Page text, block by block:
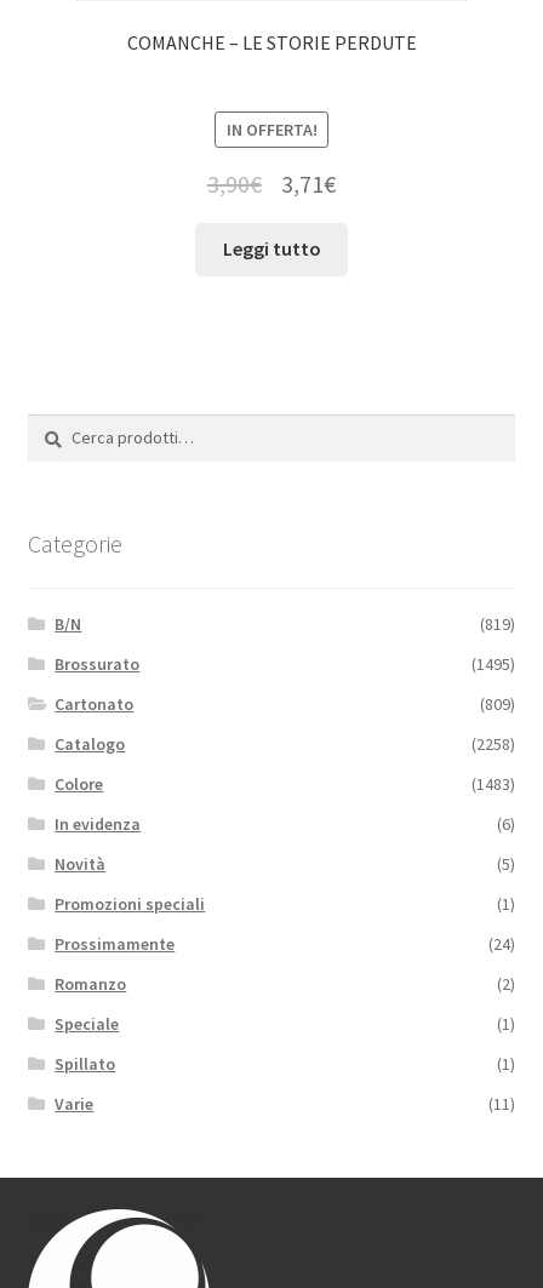
COMANCHE – LE STORIE PERDUTE
IN OFFERTA!
3,90€ 3,71€
Leggi tutto
Cerca:
Cerca
Categorie
B/N
(819)
Brossurato
(1495)
Cartonato
(809)
Catalogo
(2258)
Colore
(1483)
In evidenza
(6)
Novità
(5)
Promozioni speciali
(1)
Prossimamente
(24)
Romanzo
(2)
Speciale
(1)
Spillato
(1)
Varie
(11)